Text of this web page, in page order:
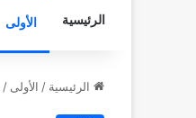
الرئيسية الأولى
الرئيسية / الأولى /